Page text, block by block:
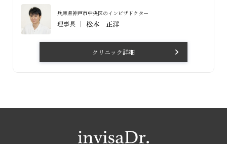
兵庫県神戸市中央区のインビザドクター
理事長 松本 正洋
クリニック詳細